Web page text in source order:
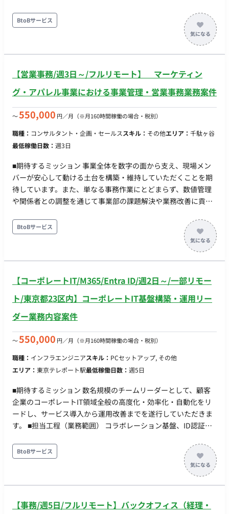
に特化したクライアント業務に携わることが可能 ・クライアン
トの課題、ステージに応じた業務内容を経験に応じて対応可能
■働き方 ・リモートOK ・コミュニケーション：Slack ・オンラ
インツール：Googlemeet
BtoBサービス
【営業事務/週3日～/フルリモート】 マーケティン
グ・アパレル事業における事業管理・営業事務業務案件
〜550,000 円／月 （※月160時間稼働の場合・税別）
職種： コンサルタント・企画・セールススキル： その他エリア： 千駄ヶ谷
最低稼働日数： 週3日
■期待するミッション 事業全体を数字の面から支え、現場メン
バーが安心して動ける土台を構築・維持していただくことを期
待しています。また、単なる事務作業にとどまらず、数値管理
や関係者との調整を通じて事業部の課題解決や業務改善に貢献
書作成、入金・支払タイミングの管理 ・PL/CFの管理、案件管
理表の精緻化 ・発注/契約状況の管理、契約締結に伴う事務手続
き、各種申請 ・クライアント情報・案件情報の管理 ・各案件の
予算と進捗をトラッキングし、ズレや遅れの兆候を早期に検知
業の数字を理解した上での提案・改善 ・ディビジョンの課題を
特定し、マネジメント・コーポレートと調整して解決を前に進
BtoBサービス
【コーポレートIT/M365/Entra ID/週2日～/一部リモー
ト/東京都23区内】コーポレートIT基盤構築・運用リー
ダー業務内容案件
〜550,000 円／月 （※月160時間稼働の場合・税別）
職種： インフラエンジニアスキル： PCセットアップ, その他
エリア： 東京テレポート駅最低稼働日数： 週5日
■期待するミッション 数名規模のチームリーダーとして、顧客
企業のコーポレートIT領域全般の高度化・効率化・自動化をリ
ードし、サービス導入から運用改善までを遂行していただきま
す。 ■担当工程（業務範囲） コラボレーション基盤、ID認証基
およびアプリケーション更新管理 PowerShell等を用いた各種運
用自動化ツールの開発 社内ユーザーサポートおよびヘルプデス
現場との調整、課題解決の推進 ■チーム体制 数名規模のチーム
の流れ 弊社内：日次・週次の進捗共有、チャットでの随時連絡
BtoBサービス
【事務/週5日/フルリモート】バックオフィス（経理・